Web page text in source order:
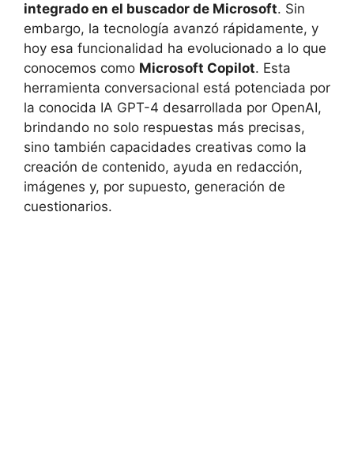
integrado en el buscador de Microsoft. Sin
embargo, la tecnología avanzó rápidamente, y
hoy esa funcionalidad ha evolucionado a lo que
conocemos como Microsoft Copilot. Esta
herramienta conversacional está potenciada por
la conocida IA GPT-4 desarrollada por OpenAI,
brindando no solo respuestas más precisas,
sino también capacidades creativas como la
creación de contenido, ayuda en redacción,
imágenes y, por supuesto, generación de
cuestionarios.